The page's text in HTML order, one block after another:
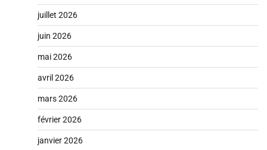
juillet 2026
juin 2026
mai 2026
avril 2026
mars 2026
février 2026
janvier 2026